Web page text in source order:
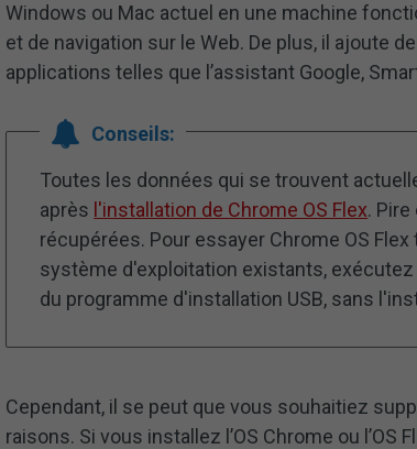
Windows ou Mac actuel en une machine
et de navigation sur le Web. De plus, il ajoute
applications telles que l’assistant Google,
Conseils:
Toutes les données qui se trouvent
après l'installation de Chrome OS Flex.
récupérées. Pour essayer Chrome OS
système d'exploitation existants,
du programme d'installation USB, sans
Cependant, il se peut que vous souhaitiez
raisons. Si vous installez l’OS Chrome ou